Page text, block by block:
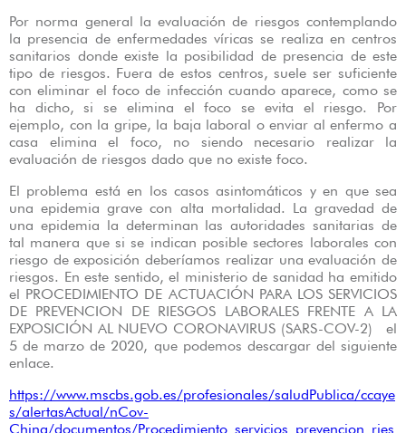
Por norma general la evaluación de riesgos contemplando
la presencia de enfermedades víricas se realiza en centros
sanitarios donde existe la posibilidad de presencia de este
tipo de riesgos. Fuera de estos centros, suele ser suficiente
con eliminar el foco de infección cuando aparece, como se
ha dicho, si se elimina el foco se evita el riesgo. Por
ejemplo, con la gripe, la baja laboral o enviar al enfermo a
casa elimina el foco, no siendo necesario realizar la
evaluación de riesgos dado que no existe foco.
El problema está en los casos asintomáticos y en que sea
una epidemia grave con alta mortalidad. La gravedad de
una epidemia la determinan las autoridades sanitarias de
tal manera que si se indican posible sectores laborales con
riesgo de exposición deberíamos realizar una evaluación de
riesgos. En este sentido, el ministerio de sanidad ha emitido
el PROCEDIMIENTO DE ACTUACIÓN PARA LOS SERVICIOS
DE PREVENCION DE RIESGOS LABORALES FRENTE A LA
EXPOSICIÓN AL NUEVO CORONAVIRUS (SARS-COV-2) el
5 de marzo de 2020, que podemos descargar del siguiente
enlace.
https://www.mscbs.gob.es/profesionales/saludPublica/ccaye
s/alertasActual/nCov-
China/documentos/Procedimiento_servicios_prevencion_ries